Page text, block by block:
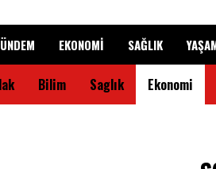
EKONOMİ SAĞLIK
Bilim Saglık Ekonomi